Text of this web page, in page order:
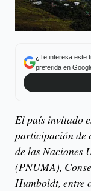
¿Te interesa este
preferida en
El país invitado
participación de
de las Naciones
(PNUMA),
Humboldt, entre